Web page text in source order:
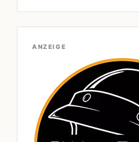
ANZEIGE